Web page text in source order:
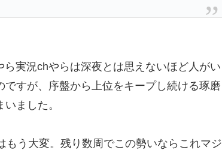
実況chやらは深夜とは思えないほど人がい
すが、序盤から上位をキープし続ける琢磨
ました。
う大変。残り数周でこの勢いならこれマジ